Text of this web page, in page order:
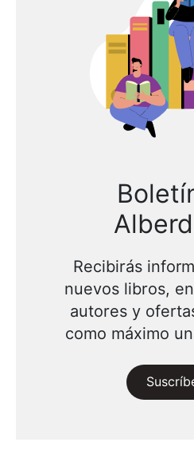
Recibirás
nuevos libros,
autores y
como máximo